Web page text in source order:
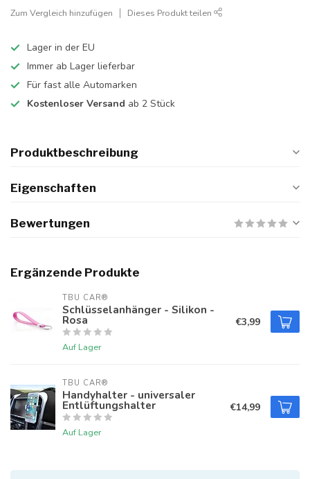
Zum Vergleich hinzufügen Dieses Produkt teilen
Lager in der EU
Immer ab Lager lieferbar
Für fast alle Automarken
Kostenloser Versand ab 2 Stück
Produktbeschreibung
Eigenschaften
Bewertungen
Ergänzende Produkte
TBU CAR®
Schlüsselanhänger - Silikon -
Rosa
Auf Lager
€3,99
TBU CAR®
Handyhalter - universaler
Entlüftungshalter
Auf Lager
€14,99